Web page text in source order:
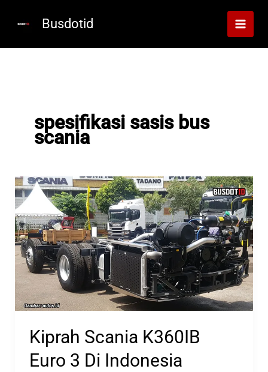
Busdotid
spesifikasi sasis bus
scania
Kiprah Scania K360IB
Euro 3 Di Indonesia